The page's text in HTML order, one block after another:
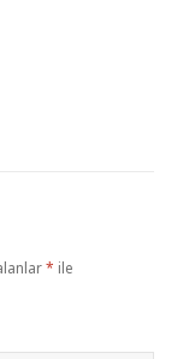
* ile